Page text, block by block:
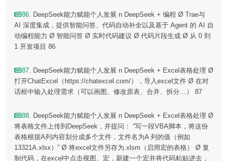
86. DeepSeek能力赋能个人发展 n DeepSeek + 编程 Ø Trae与
AI 深度集成，提供智能问答、代码自动补全以及基于 Agent 的 AI 自
动编程能力 Ø 智能问答 Ø 实时代码建议 Ø 代码片段生成 Ø 从 0 到
1 开发项目 86
87. DeepSeek能力赋能个人发展 n DeepSeek + Excel表格处理 Ø
打开ChatExcel（https://chatexcel.com/），导入excel文件 Ø 在对
话框中输入处理需求（可以画图、修改原表、合并、拆分…） 87
88. DeepSeek能力赋能个人发展 n DeepSeek + Excel表格处理 Ø
将表格文件上传到DeepSeek，并提问： “写一段VBA脚本，将这份
表格根据A列内容划分成多个文件，文件名为A 列的值（例如
13321A.xlsx）” Ø 将excel文件另存为.xlsm（启用宏的表格） Ø 复
制代码，在excel中点击视图、宏，新建一个宏并将代码粘贴进去，